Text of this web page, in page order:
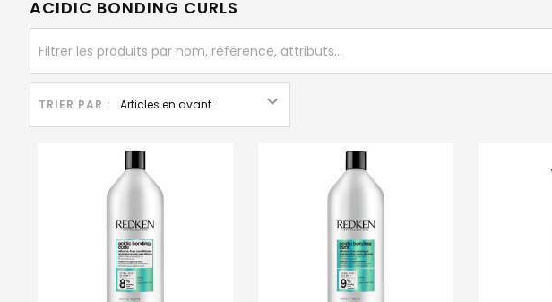
ACIDIC BONDING CURLS
TRIER PAR :